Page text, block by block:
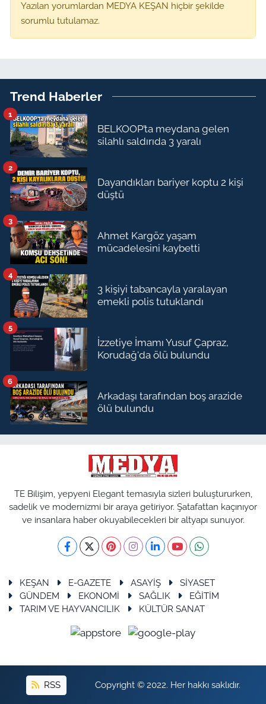
Yazılan yorumlardan MEDYA KEŞAN hiçbir şekilde
sorumlu tutulamaz.
Trend Haberler
BELKOOP’ta meydana gelen
silahlı saldırıda 3 yaralı
1
Dayandıkları bariyer koptu 2 kişi
düştü
2
Ahmet Kargöz yaşam
mücadelesini kaybetti
3
3 kişiyi tabancayla yaralayan
emekli polis tutuklandı
4
İzzetiye İmamı Yusuf Çapraz,
Korudağ'da ölü bulundu
5
Arkadaşı tarafından boş arazide
ölü bulundu
6
TE Bilişim, yepyeni Elegant temasıyla sizleri buluştururken,
sadelik ve modernizmi bir araya getiriyor. Şatafattan kaçınıyor
ve insanlara haber okuyabilecekleri bir altyapı sunuyor.
KEŞAN E-GAZETE ASAYİŞ
SİYASET
GÜNDEM
EKONOMİ SAĞLIK
EĞİTİM
TARIM VE HAYVANCILIK
KÜLTÜR SANAT
RSS Copyright © 2022. Her hakkı saklıdır.